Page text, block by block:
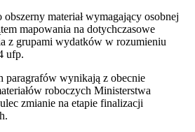
materiał wymagający osobnej
mapowania na dotychczasowe
z grupami wydatków w rozumieniu
ufp.
paragrafów wynikają z obecnie
roboczych Ministerstwa
zmianie na etapie finalizacji